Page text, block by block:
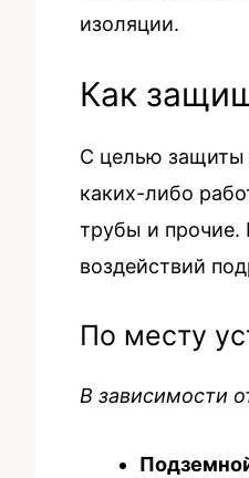
изоляции.
Как
С целью защиты
каких-либо
трубы и прочие.
воздействий
По месту
В зависимости